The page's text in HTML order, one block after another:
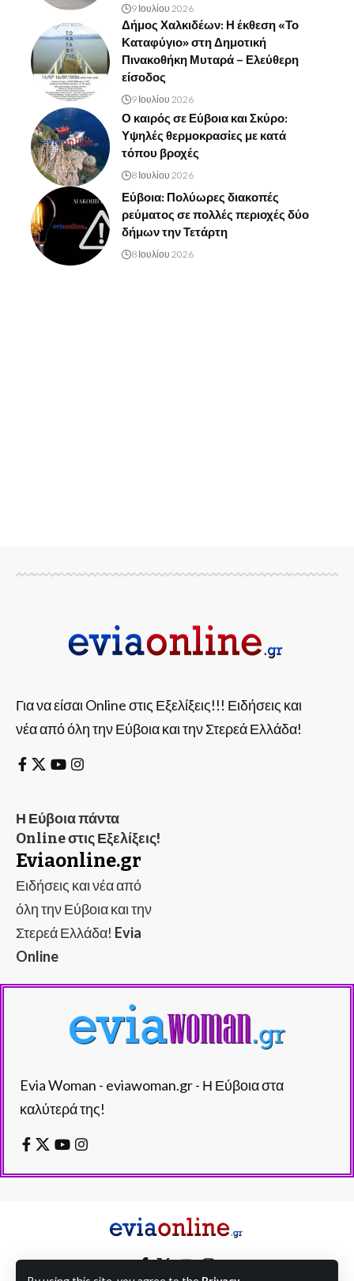
9 Ιουλίου 2026
Δήμος Χαλκιδέων: Η έκθεση «Το
Καταφύγιο» στη Δημοτική
Πινακοθήκη Μυταρά – Ελεύθερη
είσοδος
9 Ιουλίου 2026
Ο καιρός σε Εύβοια και Σκύρο:
Υψηλές θερμοκρασίες με κατά
τόπου βροχές
8 Ιουλίου 2026
Εύβοια: Πολύωρες διακοπές
ρεύματος σε πολλές περιοχές δύο
δήμων την Τετάρτη
8 Ιουλίου 2026
Για να είσαι Online στις Εξελίξεις!!! Ειδήσεις και
νέα από όλη την Εύβοια και την Στερεά Ελλάδα!
Η Εύβοια πάντα
Online στις Εξελίξεις!
Eviaonline.gr
Ειδήσεις και νέα από
όλη την Εύβοια και την
Στερεά Ελλάδα! Evia
Online
Evia Woman - eviawoman.gr - Η Εύβοια στα
καλύτερά της!